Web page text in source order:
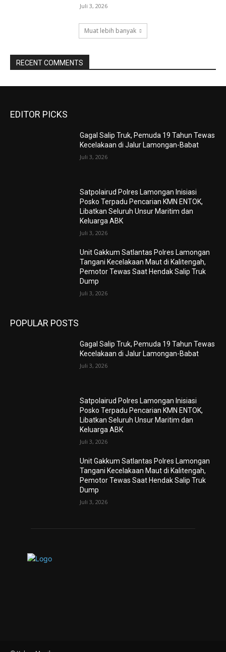
Juli 3, 2026
Muat lebih banyak
RECENT COMMENTS
EDITOR PICKS
Gagal Salip Truk, Pemuda 19 Tahun Tewas
Kecelakaan di Jalur Lamongan-Babat
Juli 3, 2026
Satpolairud Polres Lamongan Inisiasi
Posko Terpadu Pencarian KMN ENTOK,
Libatkan Seluruh Unsur Maritim dan
Keluarga ABK
Juli 3, 2026
Unit Gakkum Satlantas Polres Lamongan
Tangani Kecelakaan Maut di Kalitengah,
Pemotor Tewas Saat Hendak Salip Truk
Dump
Juli 3, 2026
POPULAR POSTS
Gagal Salip Truk, Pemuda 19 Tahun Tewas
Kecelakaan di Jalur Lamongan-Babat
Juli 3, 2026
Satpolairud Polres Lamongan Inisiasi
Posko Terpadu Pencarian KMN ENTOK,
Libatkan Seluruh Unsur Maritim dan
Keluarga ABK
Juli 3, 2026
Unit Gakkum Satlantas Polres Lamongan
Tangani Kecelakaan Maut di Kalitengah,
Pemotor Tewas Saat Hendak Salip Truk
Dump
Juli 3, 2026